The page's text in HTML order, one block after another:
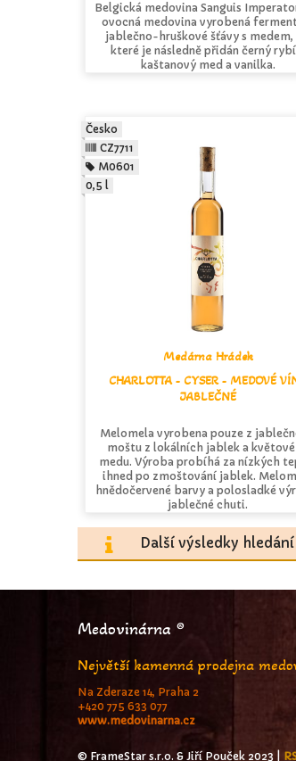
Belgická medovina Sanguis
ovocná medovina vyrobená
jablečno-hruškové šťávy s medem,
které je následně přidán černý
kaštanový med a vanilka.
Medárna Hrádek
CHARLOTTA - CYSER - MEDOVÉ
JABLEČNÉ
Melomela vyrobena pouze z
moštu z lokálních jablek a
medu. Výroba probíhá za nízkých
ihned po zmoštování jablek.
hnědočervené barvy a polosladké
jablečné chuti.
Česko
CZ7711
M0601
0,5 l
Další výsledky
Medovinárna ®
Největší kamenná prodejna
Na Zderaze 14, Praha 2
+420 775 633 077
www.medovinarna.cz
© FrameStar s.r.o. & Jiří Pouček 2023 |